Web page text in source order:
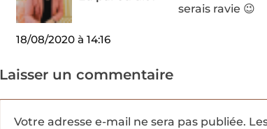
18/08/2020 à 14:16
serais ravie 😉
Laisser un commentaire
Votre adresse e-mail ne sera pas publiée.